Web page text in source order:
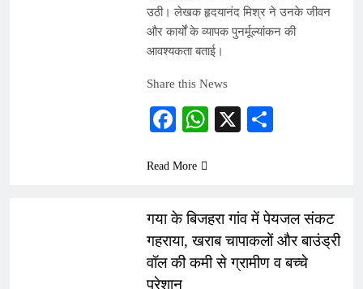
उठी। लेखक हृदयानंद मिश्र ने उनके जीवन
और कार्यों के व्यापक पुनर्मूल्यांकन की
आवश्यकता बताई।
Share this News
Facebook
WhatsApp
X
Read More
गया के बिजहरा गांव में पेयजल संकट
गहराया, खराब चापाकलों और बाउंड्री
वॉल की कमी से ग्रामीण व बच्चे
परेशान